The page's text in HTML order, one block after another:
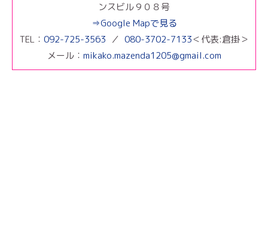
ンスビル９０８号
⇒Google Mapで見る
TEL： 092-725-3563 ／ 080-3702-7133＜代表:倉掛＞
メール： mikako.mazenda1205@gmail.com